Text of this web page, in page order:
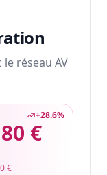
réseau AV
+28.6%
€
€